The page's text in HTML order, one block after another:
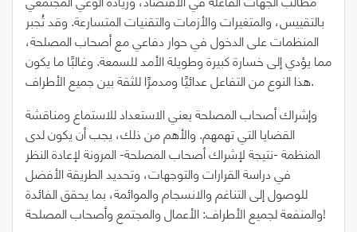
بالتقييس، والمتغيرات والأزمات والتقنيات المتسارعة. وقد تُجبر
المنظمات على الدخول في حوار دفاعي مع أصحاب المصلحة،
مما يؤدي إلى خسارة كبيرة وطويلة الأمد للسمعة. وغالبًا ما يكون
هذا النوع من التفاعل عدائيًا ومدمرًا للثقة بين جميع الأطراف.
وإشراك أصحاب المصلحة يعني الاستعداد للاستماع ومناقشة
القضايا التي تهمهم. والأهم من ذلك، يجب أن يكون لدى
المنظمة -نتيجة لإشراك أصحاب المصلحة- المرونة لإعادة النظر
في دراسة القرارات والتوجهات، وتحديد الطريقة الأفضل
للوصول إلى التناغم والانسجام والموائمة، بما يحقق الفائدة
والمنفعة لجميع الأطراف: الأعمال والمجتمع وأصحاب المصلحة!